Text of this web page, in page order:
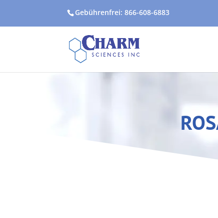
Gebührenfrei: 866-608-6883